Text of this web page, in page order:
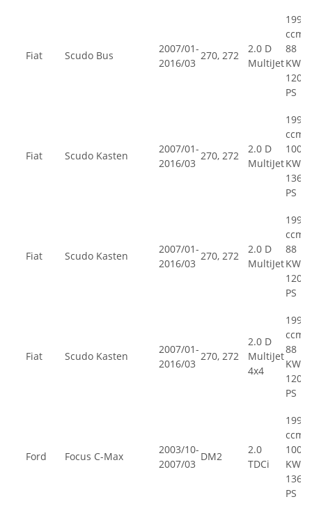
Fiat Scudo Bus
2007/01-
2016/03
270, 272
2.0 D
MultiJet
1997
ccm,
88
KW,
120
PS
Fiat Scudo Kasten
2007/01-
2016/03
270, 272
2.0 D
MultiJet
1997
ccm,
100
KW,
136
PS
Fiat Scudo Kasten
2007/01-
2016/03
270, 272
2.0 D
MultiJet
1997
ccm,
88
KW,
120
PS
Fiat Scudo Kasten
2007/01-
2016/03
270, 272
2.0 D
MultiJet
4x4
1997
ccm,
88
KW,
120
PS
Ford Focus C-Max
2003/10-
2007/03
DM2
2.0
TDCi
1997
ccm,
100
KW,
136
PS